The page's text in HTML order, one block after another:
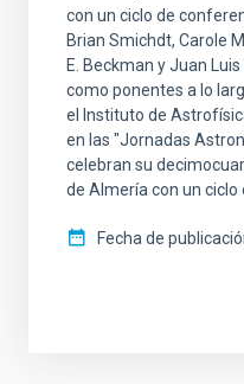
con un ciclo de
Brian Smichdt, Carole
E. Beckman y Juan
como ponentes a lo
el Instituto de
en las "Jornadas
celebran su
de Almería con un ciclo
Fecha de